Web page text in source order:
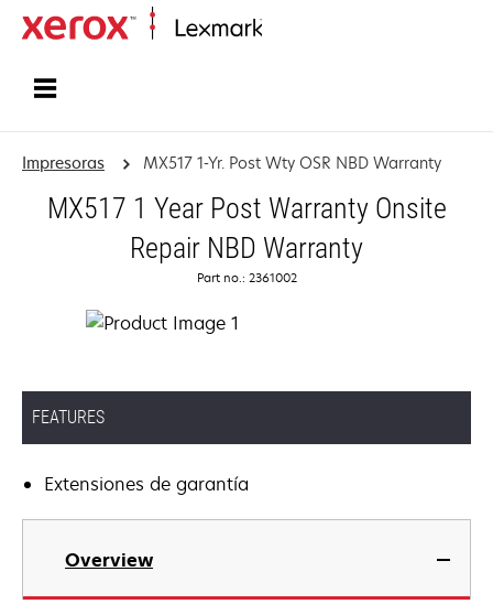
Impresoras MX517 1-Yr. Post Wty OSR NBD Warranty
MX517 1 Year Post Warranty Onsite
Repair NBD Warranty
Part no.: 2361002
FEATURES
Extensiones de garantía
Overview